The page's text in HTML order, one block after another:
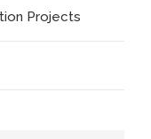
Projects